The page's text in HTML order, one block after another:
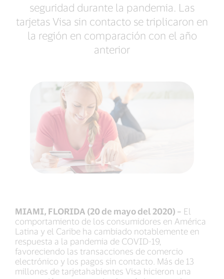
seguridad durante la pandemia. Las
tarjetas Visa sin contacto se triplicaron en
la región en comparación con el año
anterior
MIAMI, FLORIDA (20 de mayo del 2020) – El
comportamiento de los consumidores en América
Latina y el Caribe ha cambiado notablemente en
respuesta a la pandemia de COVID-19,
favoreciendo las transacciones de comercio
electrónico y los pagos sin contacto. Más de 13
millones de tarjetahabientes Visa hicieron una